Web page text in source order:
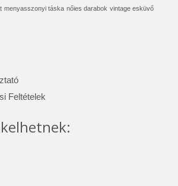
menyasszonyi táska nőies darabok vintage esküvő
Feltételek